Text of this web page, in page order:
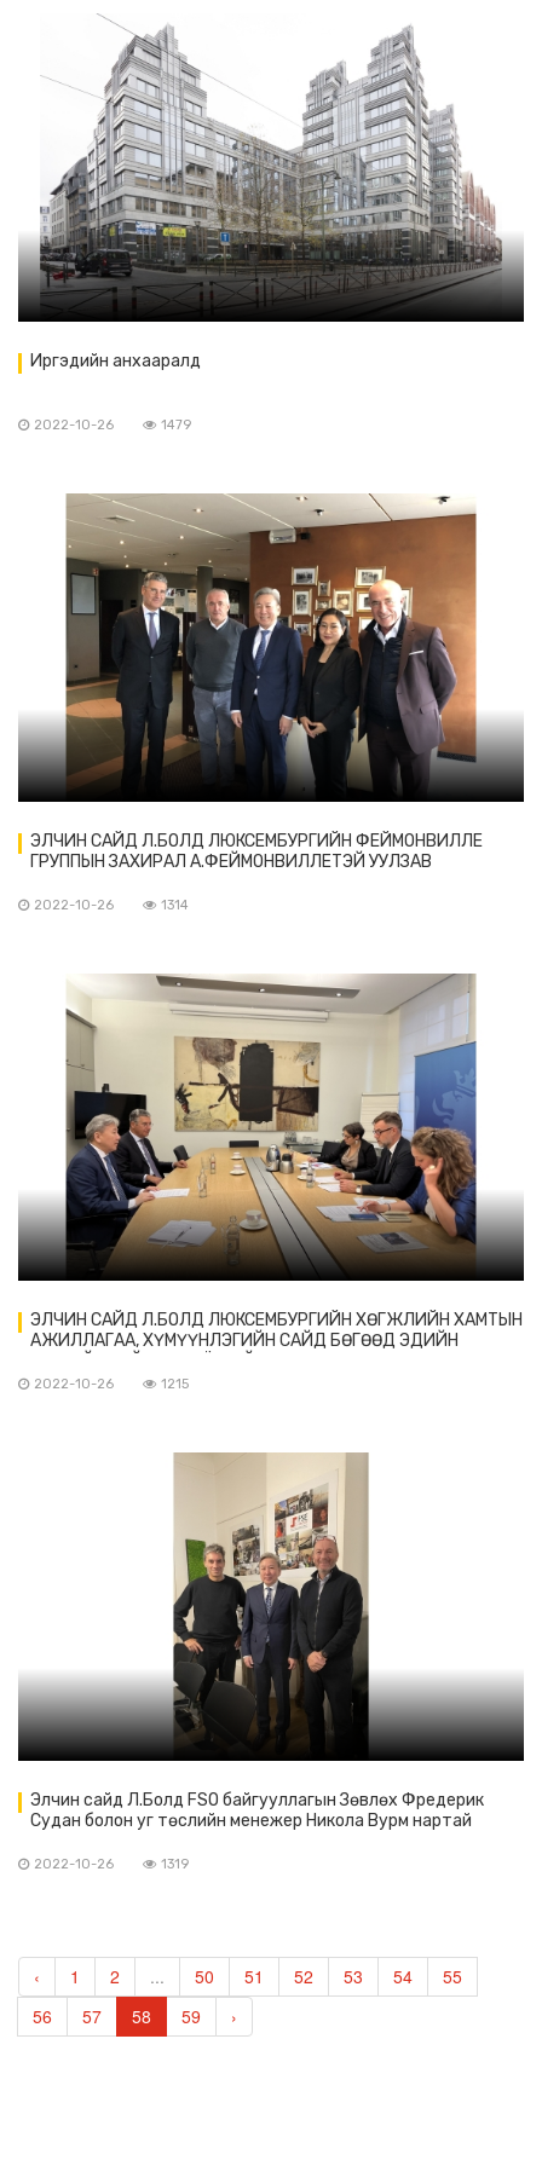
Иргэдийн анхааралд
2022-10-26 1479
ЭЛЧИН САЙД Л.БОЛД ЛЮКСЕМБУРГИЙН ФЕЙМОНВИЛЛЕ
ГРУППЫН ЗАХИРАЛ А.ФЕЙМОНВИЛЛЕТЭЙ УУЛЗАВ
2022-10-26 1314
ЭЛЧИН САЙД Л.БОЛД ЛЮКСЕМБУРГИЙН ХӨГЖЛИЙН ХАМТЫН
АЖИЛЛАГАА, ХҮМҮҮНЛЭГИЙН САЙД БӨГӨӨД ЭДИЙН
2022-10-26 1215
Элчин сайд Л.Болд FSO байгууллагын Зөвлөх Фредерик
Судан болон уг төслийн менежер Никола Вурм нартай
2022-10-26 1319
‹ 1 2 ... 50 51 52 53 54
55
56
57 58 59 ›